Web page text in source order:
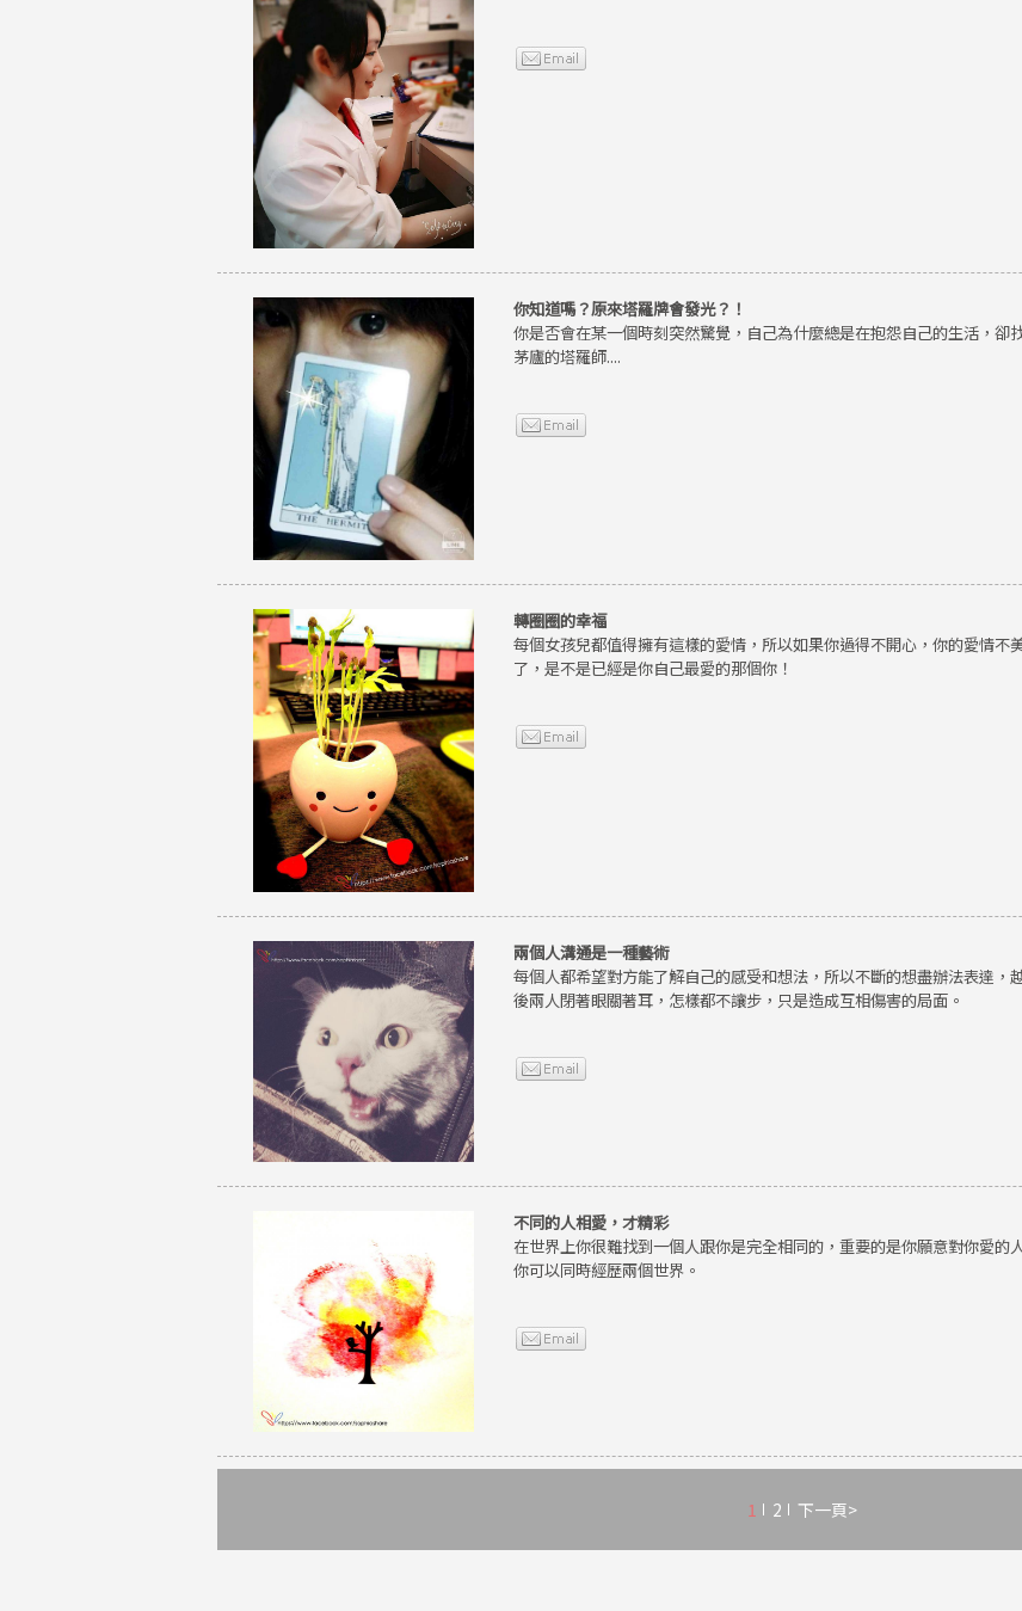
你知道嗎？原來塔羅牌會發光？！
你是否會在某一個時刻突然驚覺，自己為什麼總是在抱怨自己的生活，卻
茅廬的塔羅師....
轉圈圈的幸福
每個女孩兒都值得擁有這樣的愛情，所以如果你過得不開心，你的愛情不
了，是不是已經是你自己最愛的那個你！
兩個人溝通是一種藝術
每個人都希望對方能了解自己的感受和想法，所以不斷的想盡辦法表達
後兩人閉著眼關著耳，怎樣都不讓步，只是造成互相傷害的局面。
不同的人相愛，才精彩
在世界上你很難找到一個人跟你是完全相同的，重要的是你願意對你愛的
你可以同時經歷兩個世界。
1 2 下一頁>